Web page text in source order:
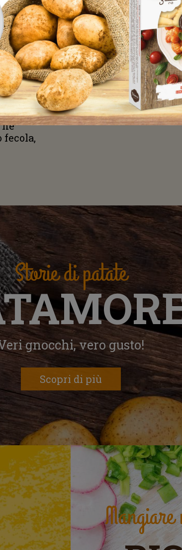
g
Storie di patate
gnocchi, vero gusto!
Scopri di più